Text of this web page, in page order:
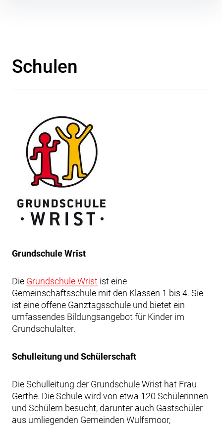
Schulen
Grundschule Wrist
Die Grundschule Wrist ist eine
Gemeinschaftsschule mit den Klassen 1 bis 4. Sie
ist eine offene Ganztagsschule und bietet ein
umfassendes Bildungsangebot für Kinder im
Grundschulalter.
Schulleitung und Schülerschaft
Die Schulleitung der Grundschule Wrist hat Frau
Gerthe. Die Schule wird von etwa 120 Schülerinnen
und Schülern besucht, darunter auch Gastschüler
aus umliegenden Gemeinden Wulfsmoor,